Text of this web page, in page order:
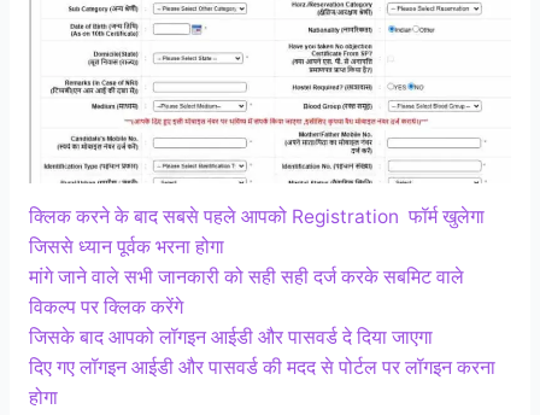
क्लिक करने के बाद सबसे पहले आपको Registration फॉर्म खुलेगा
जिससे ध्यान पूर्वक भरना होगा
मांगे जाने वाले सभी जानकारी को सही सही दर्ज करके सबमिट वाले
विकल्प पर क्लिक करेंगे
जिसके बाद आपको लॉगइन आईडी और पासवर्ड दे दिया जाएगा
दिए गए लॉगइन आईडी और पासवर्ड की मदद से पोर्टल पर लॉगइन करना
होगा